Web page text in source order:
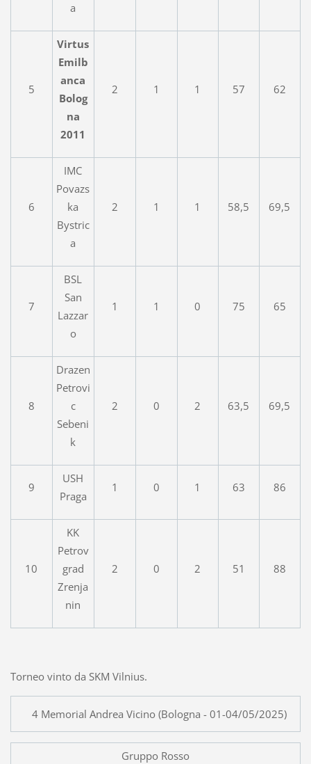
a
5
Virtus
Emilb
anca
Bolog
na
2011
2 1 1 57 62
6
IMC
Povazs
ka
Bystric
a
2 1 1 58,5 69,5
7
BSL
San
Lazzar
o
1 1 0 75 65
8
Drazen
Petrovi
c
Sebeni
k
2 0 2 63,5 69,5
9
USH
Praga
1 0 1 63 86
10
KK
Petrov
grad
Zrenja
nin
2 0 2 51 88
Torneo vinto da SKM Vilnius.
4 Memorial Andrea Vicino (Bologna - 01-04/05/2025)
Gruppo Rosso